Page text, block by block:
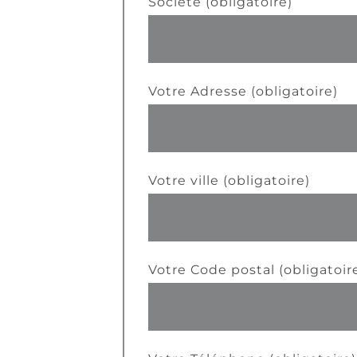
Votre Adresse (obligatoire)
Votre ville (obligatoire)
Votre Code postal